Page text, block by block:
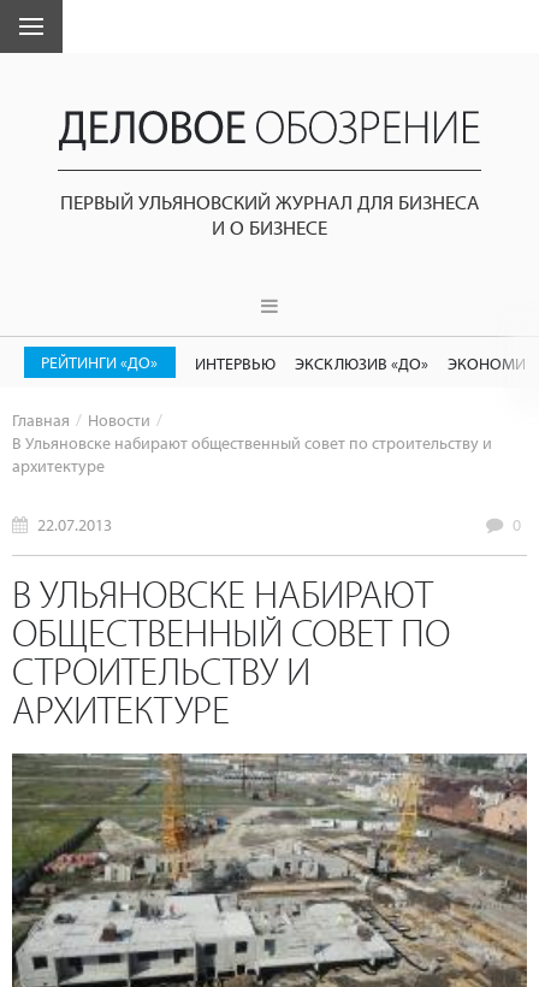
ПЕРВЫЙ УЛЬЯНОВСКИЙ ЖУРНАЛ ДЛЯ БИЗНЕСА
И О БИЗНЕСЕ
РЕЙТИНГИ «ДО» ИНТЕРВЬЮ ЭКСКЛЮЗИВ «ДО»
Главная
Новости
В Ульяновске набирают общественный совет по строительству и
архитектуре
22.07.2013 0
В УЛЬЯНОВСКЕ НАБИРАЮТ
ОБЩЕСТВЕННЫЙ СОВЕТ ПО
СТРОИТЕЛЬСТВУ И
АРХИТЕКТУРЕ